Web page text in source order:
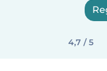
4,7 / 5